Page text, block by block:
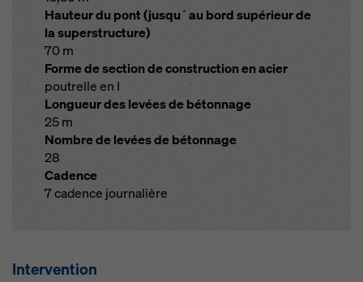
Hauteur du pont (jusqu´au bord supérieur de
la superstructure)
70 m
Forme de section de construction en acier
poutrelle en I
Longueur des levées de bétonnage
25 m
Nombre de levées de bétonnage
28
Cadence
7 cadence journalière
Intervention